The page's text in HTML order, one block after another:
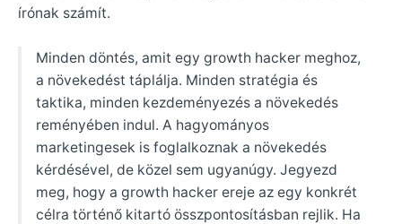
írónak számít.
Minden döntés, amit egy growth hacker meghoz,
a növekedést táplálja. Minden stratégia és
taktika, minden kezdeményezés a növekedés
reményében indul. A hagyományos
marketingesek is foglalkoznak a növekedés
kérdésével, de közel sem ugyanúgy. Jegyezd
meg, hogy a growth hacker ereje az egy konkrét
célra történő kitartó összpontosításban rejlik. Ha